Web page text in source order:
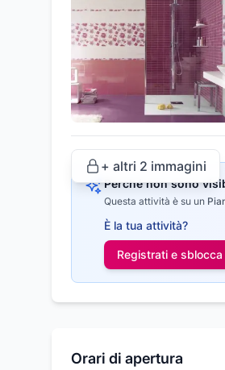
+ altri 2 immagini
Perché non sono
Questa attività è su un
È la tua attività?
Registrati e
Orari di apertura